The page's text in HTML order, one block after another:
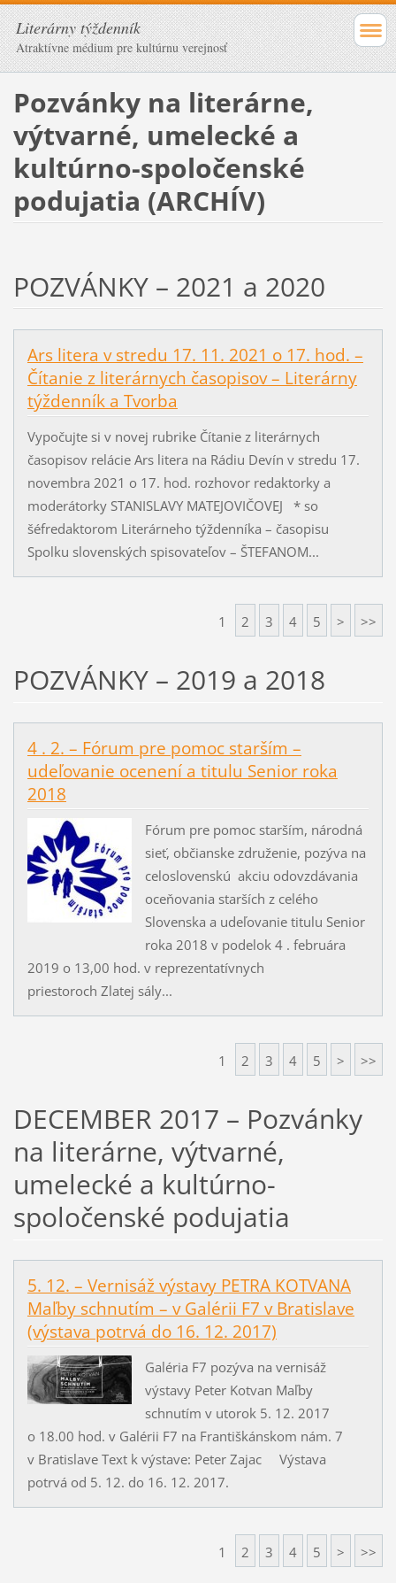
Literárny týždenník
Atraktívne médium pre kultúrnu verejnosť
Pozvánky na literárne,
výtvarné, umelecké a
kultúrno-spoločenské
podujatia (ARCHÍV)
POZVÁNKY – 2021 a 2020
Ars litera v stredu 17. 11. 2021 o 17. hod. –
Čítanie z literárnych časopisov – Literárny
týždenník a Tvorba
Vypočujte si v novej rubrike Čítanie z literárnych
časopisov relácie Ars litera na Rádiu Devín v stredu 17.
novembra 2021 o 17. hod. rozhovor redaktorky a
moderátorky STANISLAVY MATEJOVIČOVEJ * so
šéfredaktorom Literárneho týždenníka – časopisu
Spolku slovenských spisovateľov – ŠTEFANOM...
1 2 3 4 5 > >>
POZVÁNKY – 2019 a 2018
4 . 2. – Fórum pre pomoc starším –
udeľovanie ocenení a titulu Senior roka
2018
Fórum pre pomoc starším, národná
sieť, občianske združenie, pozýva na
celoslovenskú akciu odovzdávania
oceňovania starších z celého
Slovenska a udeľovanie titulu Senior
roka 2018 v podelok 4 . februára
2019 o 13,00 hod. v reprezentatívnych
priestoroch Zlatej sály...
1 2 3 4 5 > >>
DECEMBER 2017 – Pozvánky
na literárne, výtvarné,
umelecké a kultúrno-
spoločenské podujatia
5. 12. – Vernisáž výstavy PETRA KOTVANA
Maľby schnutím – v Galérii F7 v Bratislave
(výstava potrvá do 16. 12. 2017)
Galéria F7 pozýva na vernisáž
výstavy Peter Kotvan Maľby
schnutím v utorok 5. 12. 2017
o 18.00 hod. v Galérii F7 na Františkánskom nám. 7
v Bratislave Text k výstave: Peter Zajac Výstava
potrvá od 5. 12. do 16. 12. 2017.
1 2 3 4 5 > >>